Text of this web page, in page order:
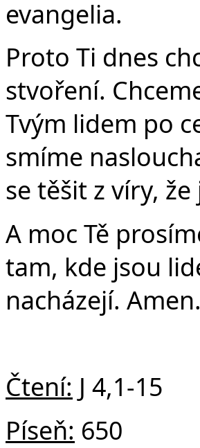
evangelia.
Proto Ti dnes
stvoření.
Tvým lidem po
smíme
se těšit z víry,
A moc Tě
tam, kde jsou
nacházejí. Amen.
Čtení: J 4,1-15
Píseň: 650